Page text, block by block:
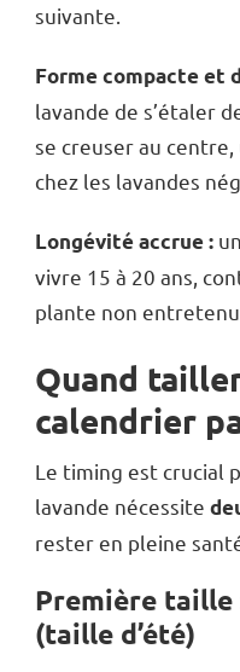
suivante.
Forme compacte et
lavande de s’étaler
se creuser au
chez les lavandes
Longévité accrue :
vivre 15 à 20 ans,
plante non
Quand
calendrier
Le timing est crucial
lavande nécessite
rester en pleine
Première
(taille d’été)